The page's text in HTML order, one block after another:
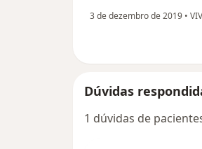
3 de dezembro de 2019 •
Dúvidas
1 dúvidas de